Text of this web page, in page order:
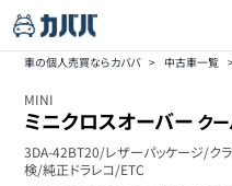
車の個人売買ならカババ > 中古車一覧
MINI
ミニクロスオーバー ク
3DA-42BT20/レザーパッケージ/ク
検/純正ドラレコ/ETC